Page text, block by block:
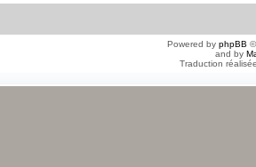
Powered by phpBB
and by
Traduction